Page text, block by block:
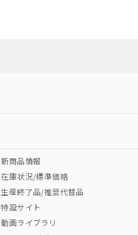
ダ
Cr(VI)
新商品情報
在庫状況/標準価格
生産終了品/推奨代替品
特設サイト
動画ライブラリ